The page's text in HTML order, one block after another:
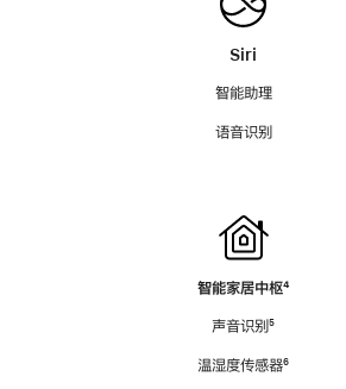
Siri
智能助理
语音识别
智能家居中枢脚
⁴
声音识别脚
⁵
温湿度传感器脚
⁶